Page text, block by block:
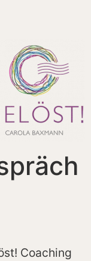
Coaching